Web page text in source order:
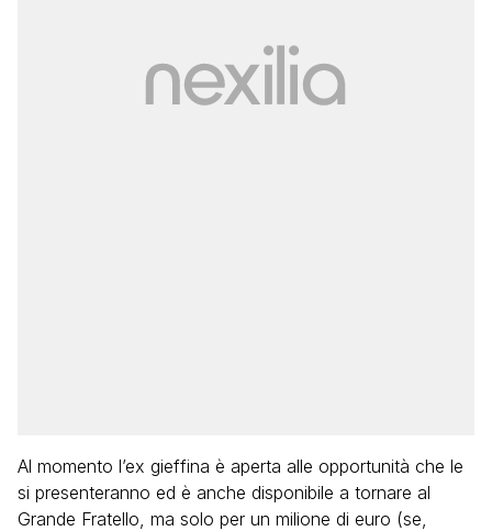
Al momento l’ex gieffina è aperta alle opportunità che le
si presenteranno ed è anche disponibile a tornare al
Grande Fratello, ma solo per un milione di euro (se,